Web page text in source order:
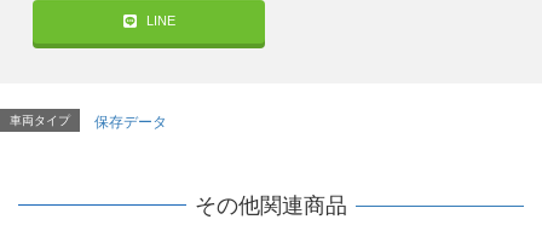
LINE
車両タイプ 保存データ
その他関連商品